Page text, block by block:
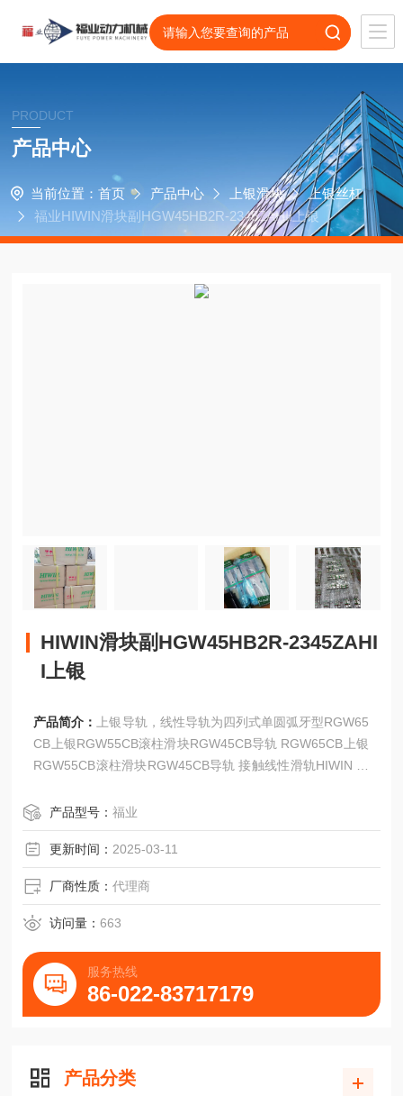
PRODUCT
产品中心
当前位置： 首页 产品中心 上银滑块
上银丝杠
福业HIWIN滑块副HGW45HB2R-2345ZAHII上银
HIWIN滑块副HGW45HB2R-2345ZAHI
I上银
产品简介：
上银导轨，线性导轨为四列式单圆弧牙型RGW65
CB上银RGW55CB滚柱滑块RGW45CB导轨 RGW65CB上银
RGW55CB滚柱滑块RGW45CB导轨 接触线性滑轨HIWIN 四
N滑块副HGW45HB2R-2345ZAHII上银
产品型号：福业
更新时间： 2025-03-11
厂商性质：代理商
访问量：663
服务热线
86-022-83717179
产品分类